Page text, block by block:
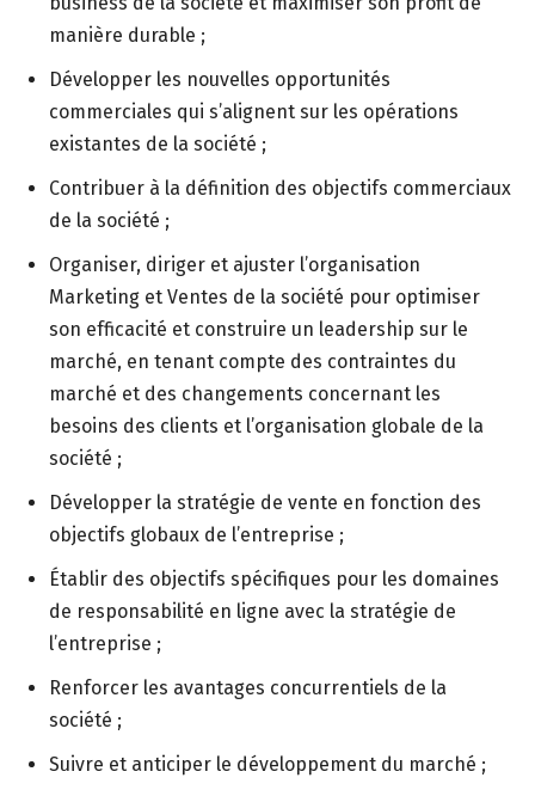
manière durable ;
Développer les nouvelles opportunités
commerciales qui s’alignent sur les opérations
existantes de la société ;
Contribuer à la définition des objectifs commerciaux
de la société ;
Organiser, diriger et ajuster l’organisation
Marketing et Ventes de la société pour optimiser
son efficacité et construire un leadership sur le
marché, en tenant compte des contraintes du
marché et des changements concernant les
besoins des clients et l’organisation globale de la
société ;
Développer la stratégie de vente en fonction des
objectifs globaux de l’entreprise ;
Établir des objectifs spécifiques pour les domaines
de responsabilité en ligne avec la stratégie de
l’entreprise ;
Renforcer les avantages concurrentiels de la
société ;
Suivre et anticiper le développement du marché ;